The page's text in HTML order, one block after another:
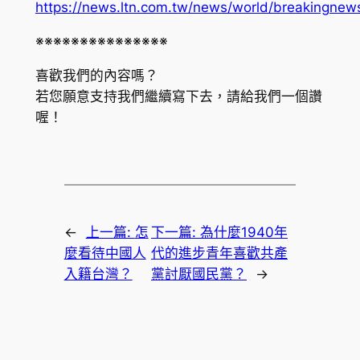
https://news.ltn.com.tw/news/world/
※※※※※※※※※※※※※※※
喜歡我們的內容嗎？
若您願意支持我們繼續寫下去，請給我們一個讚
喔！
← 上一篇: 怎
麼看待中國人
入籍台灣？
下一篇: 為什麼1940年
代的進步青年喜歡共產
黨討厭國民黨？
→